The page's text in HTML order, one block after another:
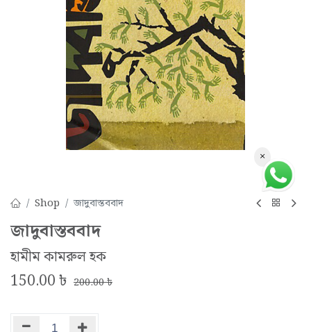
Shop জাদুবাস্তববাদ
জাদুবাস্তববাদ
হামীম কামরুল হক
150.00৳ 200.00৳
×